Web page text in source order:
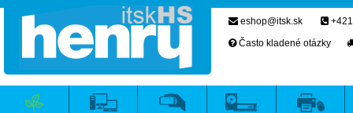
eshop@itsk.sk
Často kladené otázky